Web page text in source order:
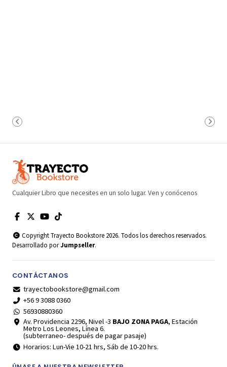
Cualquier Libro que necesites en un solo lugar. Ven y conócenos
Copyright Trayecto Bookstore 2026. Todos los derechos reservados.
Desarrollado porJumpseller.
CONTÁCTANOS
trayectobookstore@gmail.com
+56 9 3088 0360
56930880360
Av. Providencia 2296, Nivel -3 BAJO ZONA PAGA, Estación
Metro Los Leones, Línea 6.
(subterraneo- después de pagar pasaje)
Horarios: Lun-Vie 10-21 hrs, Sáb de 10-20 hrs.